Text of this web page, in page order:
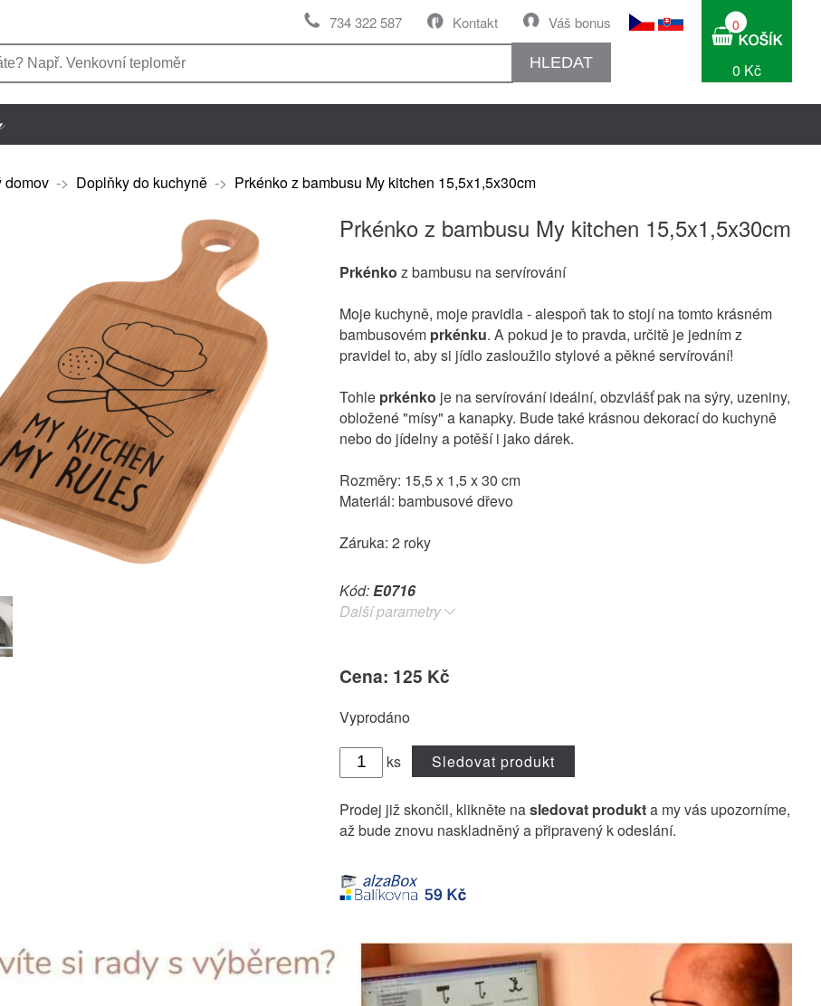
Váš bonus
Kontakt
734 322 587
HLEDAT
0
0 Kč
domov -> Doplňky do kuchyně -> Prkénko z bambusu My kitchen 15,5x1,5x30cm
Prkénko z bambusu My kitchen 15,5x1,5x30cm
Prkénko z bambusu na servírování
Moje kuchyně, moje pravidla - alespoň tak to stojí na tomto krásném
bambusovém prkénku. A pokud je to pravda, určitě je jedním z
pravidel to, aby si jídlo zasloužilo stylové a pěkné servírování!
Tohle prkénko je na servírování ideální, obzvlášť pak na sýry, uzeniny,
obložené "mísy" a kanapky. Bude také krásnou dekorací do kuchyně
nebo do jídelny a potěší i jako dárek.
Rozměry: 15,5 x 1,5 x 30 cm
Materiál: bambusové dřevo
Záruka: 2 roky
Kód:E0716
Další parametry
Cena: 125 Kč
Vyprodáno
ks Sledovat produkt
Prodej již skončil, klikněte nasledovat produkta my vás upozorníme,
až bude znovu naskladněný a připravený k odeslání.